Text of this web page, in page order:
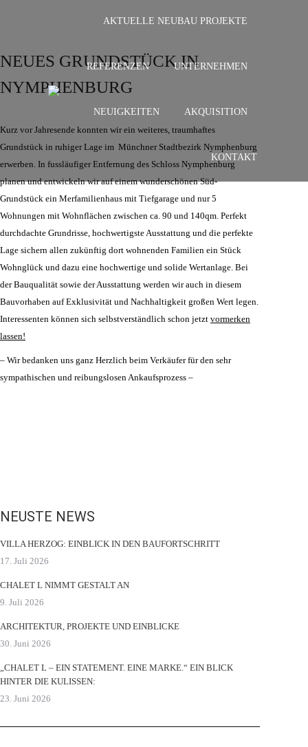
AKTUELLE NEUBAU PROJEKTE
REFERENZEN UNTERNEHMEN
NEUIGKEITEN AKQUISITION
KONTAKT
NEUES GRUNDSTÜCK IN
NYMPHENBURG
Kurz vor Jahresende konnten wir ein weiteres, traumhaftes
Grundstück in ruhiger Lage im Münchner Stadtbezirk Nymphenburg
erwerben. In fussläufiger Entfernung des Schloss Nymphenburg
planen und entwickeln wir auf einem wunderschönen Süd-
Grundstück ein Merfamilienhaus mit Tiefgarage und nur 5
Wohnungen mit Wohnflächen zwischen ca. 90 und 140qm. Perfekt
durchdachte Grundrisse, hochwertigste Ausstattung und die perfekte
Lage sichern allen zukünftig dort wohnenden Familien ein Stück
Wohnglück und dazu eine hochwertige und solide Wertanlage. Bei
der Bauqualität sowie der Ausstattung werden wir auch in diesem
Bauvorhaben auf Exklusivität und Nachhaltigkeit großen Wert legen.
Interessenten können sich selbstverständlich schon jetzt vormerken
lassen!
– Wir bedanken uns ganz Herzlich beim Verkäufer für den sehr
sympathischen und reibungslosen Ankaufsprozess –
NEUSTE NEWS
VILLA HERZOG: EINBLICK IN DEN BAUFORTSCHRITT
17. Juli 2026
CHALET L NIMMT GESTALT AN
9. Juli 2026
ARCHITEKTUR, PROJEKTE UND EINBLICKE
30. Juni 2026
„CHALET L – EIN STATEMENT. EINE MARKE.“ EIN BLICK
HINTER DIE KULISSEN:
23. Juni 2026